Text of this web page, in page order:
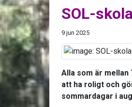
SOL-
9 jun 2025
Alla som är mellan
att ha roligt och
sommardagar i